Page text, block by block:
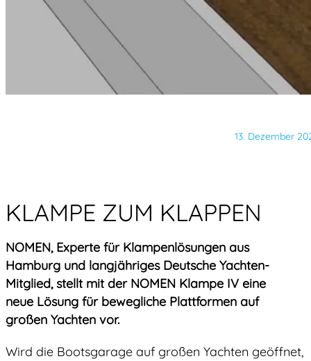
13. Dezember
KLAMPE ZUM KLAPPEN
NOMEN, Experte für Klampenlösungen aus
Hamburg und langjähriges Deutsche Yachten-
Mitglied, stellt mit der NOMEN Klampe IV eine
neue Lösung für bewegliche Plattformen auf
großen Yachten vor.
Wird die Bootsgarage auf großen Yachten geöffnet,